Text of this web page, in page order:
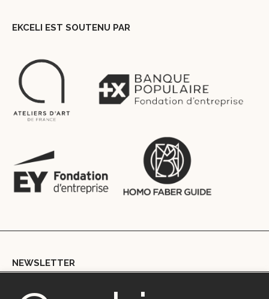
EKCELI EST SOUTENU PAR
NEWSLETTER
Copyright © 2018 Ekceli – Marie Berthouloux | mb@ekceli.com |